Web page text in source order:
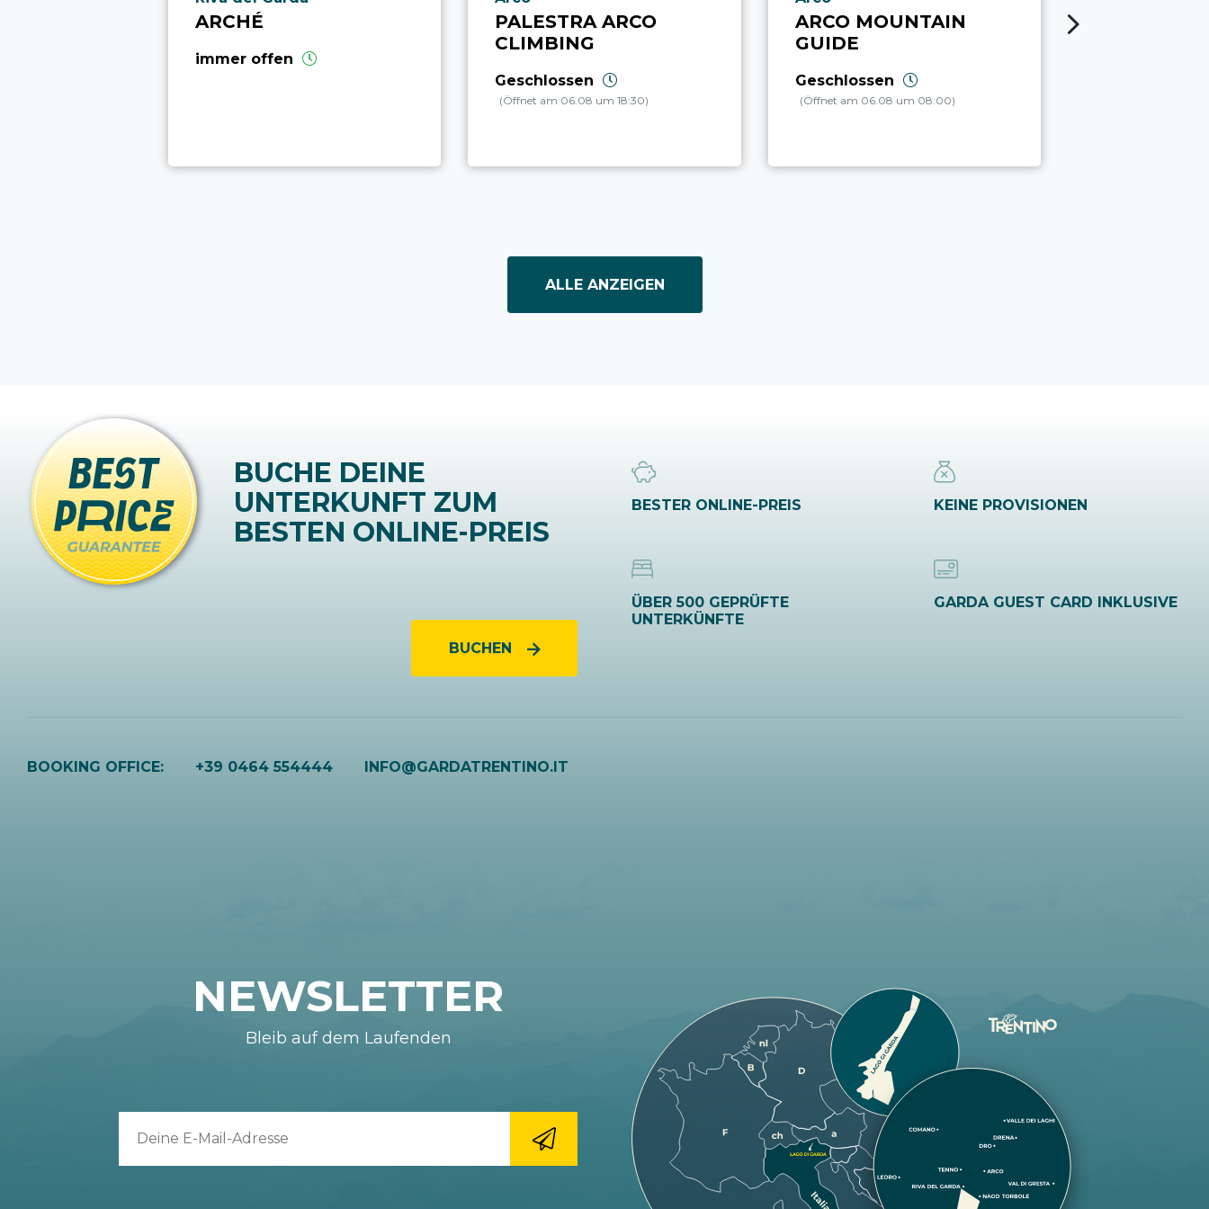
ARCHÉ
immer offen
PALESTRA ARCO
CLIMBING
Geschlossen
(Öffnet am 06.08 um 18:30)
ARCO MOUNTAIN
GUIDE
Geschlossen
(Öffnet am 06.08 um 08:00)
ALLE ANZEIGEN
BUCHE DEINE
UNTERKUNFT ZUM
BESTEN ONLINE-PREIS
BUCHEN
BESTER ONLINE-PREIS KEINE PROVISIONEN
ÜBER 500 GEPRÜFTE
UNTERKÜNFTE
GARDA GUEST CARD INKLUSIVE
BOOKING OFFICE: +39 0464 554444 INFO@GARDATRENTINO.IT
NEWSLETTER
Bleib auf dem Laufenden